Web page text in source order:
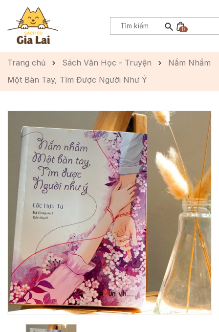
0
Trang chủ Sách Văn Học - Truyện
Nắm Nhầm
Một Bàn Tay, Tìm Được Người Như Ý